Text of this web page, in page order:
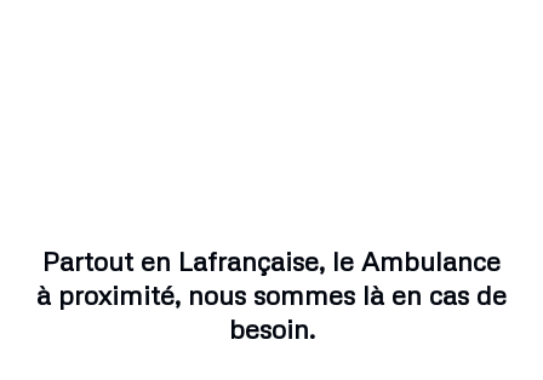
Partout en Lafrançaise, le Ambulance
à proximité, nous sommes là en cas de
besoin.